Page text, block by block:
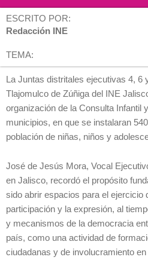
ESCRITO POR:
Redacción INE
TEMA:
La Juntas distritales ejecutivas 4, 6
Tlajomulco de Zúñiga del INE
organización de la Consulta Infantil
municipios, en que se instalaran
población de niñas, niños y
José de Jesús Mora, Vocal
en Jalisco, recordó el propósito
sido abrir espacios para el ejercicio
participación y la expresión, al
y mecanismos de la democracia
país, como una actividad de
ciudadanas y de involucramiento